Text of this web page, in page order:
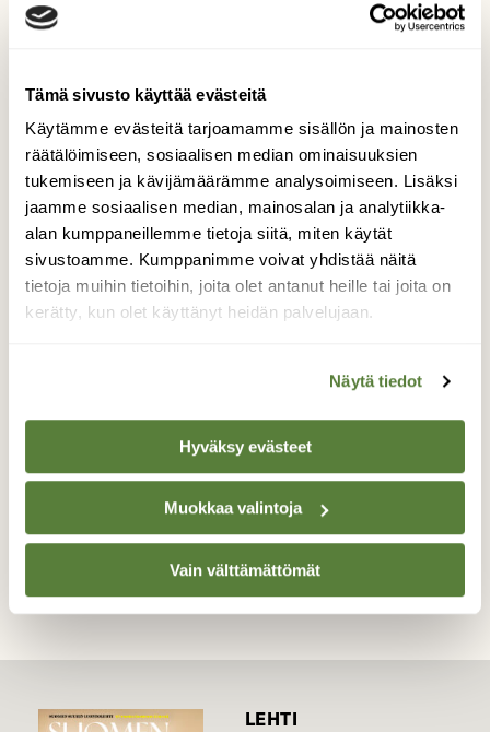
Tämä sivusto käyttää evästeitä
Käytämme evästeitä tarjoamamme sisällön ja mainosten
räätälöimiseen, sosiaalisen median ominaisuuksien
tukemiseen ja kävijämäärämme analysoimiseen. Lisäksi
jaamme sosiaalisen median, mainosalan ja analytiikka-
alan kumppaneillemme tietoja siitä, miten käytät
sivustoamme. Kumppanimme voivat yhdistää näitä
tietoja muihin tietoihin, joita olet antanut heille tai joita on
kerätty, kun olet käyttänyt heidän palvelujaan.
Näytä tiedot
Hyväksy evästeet
Muokkaa valintoja
Vain välttämättömät
Taitaa olla syksyn merkkejä
Useampi suuri kottaraisparvi lepäili pellon yli
menevillä langoilla. Porukassa oli väriltään
vaaleampia yksilöitä. Onkohan ne tämän
kesän poikasia? Harmi vaan, että kaikki
sähkölangat häviävät maaseudullakin maan
uumeniin ja niiden mukana pylväät, joiden
päässä joskus sai ihailla joko pöllöä tai
Valokuvaaja: Irja Lehtinen, 37500 Lempäälä
8.8.2021
TAKAISIN LISTAAN
LEHTI